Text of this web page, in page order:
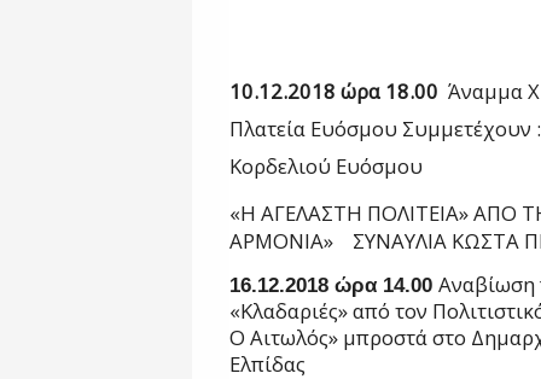
10.12.2018 ώρα 18.00 Άναμμα
Πλατεία Ευόσμου
Κορδελιού Ευόσμου
«Η ΑΓΕΛΑΣΤΗ ΠΟΛΙΤΕΙΑ» ΑΠΟ
ΑΡΜΟΝΙΑ» ΣΥΝΑΥΛΙΑ ΚΩΣΤΑ
16.12.2018 ώρα 14.00 Αναβίωση
«Κλαδαριές» από τον
Ο Αιτωλός» μπροστά στο
Ελπίδας